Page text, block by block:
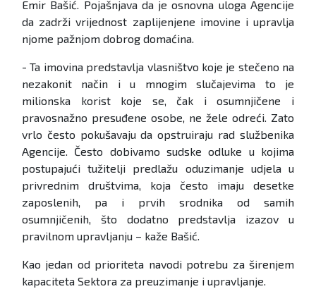
Emir Bašić. Pojašnjava da je osnovna uloga Agencije
da zadrži vrijednost zaplijenjene imovine i upravlja
njome pažnjom dobrog domaćina.
- Ta imovina predstavlja vlasništvo koje je stečeno na
nezakonit način i u mnogim slučajevima to je
milionska korist koje se, čak i osumnjičene i
pravosnažno presuđene osobe, ne žele odreći. Zato
vrlo često pokušavaju da opstruiraju rad službenika
Agencije. Često dobivamo sudske odluke u kojima
postupajući tužitelji predlažu oduzimanje udjela u
privrednim društvima, koja često imaju desetke
zaposlenih, pa i prvih srodnika od samih
osumnjičenih, što dodatno predstavlja izazov u
pravilnom upravljanju – kaže Bašić.
Kao jedan od prioriteta navodi potrebu za širenjem
kapaciteta Sektora za preuzimanje i upravljanje.